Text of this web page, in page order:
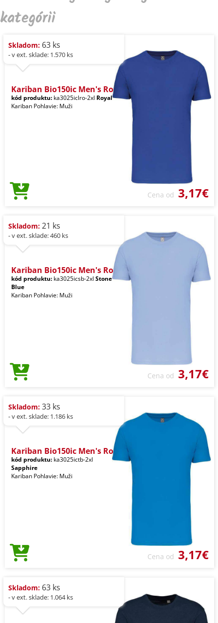
kategórii
Skladom: 63 ks
- v ext. sklade: 1.570 ks
Kariban Bio150ic Men's Ro
kód produktu: ka3025iclro-2xl Royal
Kariban Pohlavie: Muži
Cena od 3,17€
Skladom: 21 ks
- v ext. sklade: 460 ks
Kariban Bio150ic Men's Ro
kód produktu: ka3025icsb-2xl Stone
Blue
Kariban Pohlavie: Muži
Cena od 3,17€
Skladom: 33 ks
- v ext. sklade: 1.186 ks
Kariban Bio150ic Men's Ro
kód produktu: ka3025ictb-2xl
Sapphire
Kariban Pohlavie: Muži
Cena od 3,17€
Skladom: 63 ks
- v ext. sklade: 1.064 ks